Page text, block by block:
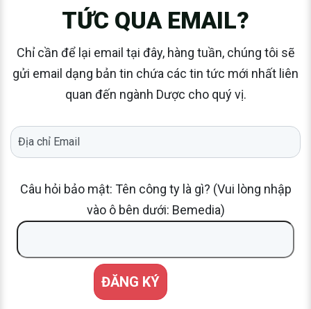
TỨC QUA EMAIL?
Chỉ cần để lại email tại đây, hàng tuần, chúng tôi sẽ
gửi email dạng bản tin chứa các tin tức mới nhất liên
quan đến ngành Dược cho quý vị.
Câu hỏi bảo mật: Tên công ty là gì? (Vui lòng nhập
vào ô bên dưới: Bemedia)